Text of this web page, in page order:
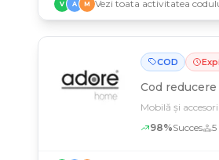
V A M Vezi toata activitatea
COD
Cod reducere
Mobilă și
98%Succes 5